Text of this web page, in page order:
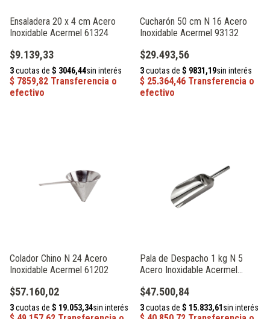
Ensaladera 20 x 4 cm Acero
Inoxidable Acermel 61324
$9.139,33
Cucharón 50 cm N 16 Acero
Inoxidable Acermel 93132
$29.493,56
Colador Chino N 24 Acero
Inoxidable Acermel 61202
$57.160,02
Pala de Despacho 1 kg N 5
Acero Inoxidable Acermel
$47.500,84